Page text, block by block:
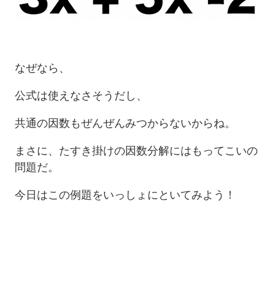
なぜなら、
公式は使えなさそうだし、
共通の因数もぜんぜんみつからないからね。
まさに、たすき掛けの因数分解にはもってこいの
問題だ。
今日はこの例題をいっしょにといてみよう！